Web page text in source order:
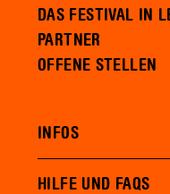
DAS FESTIVAL IN
PARTNER
OFFENE STELLEN
INFOS
HILFE UND FAQS